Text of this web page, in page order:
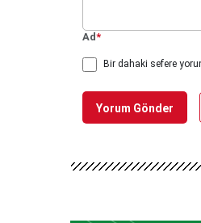
Ad*
Bir dahaki sefere
Yorum Gönder